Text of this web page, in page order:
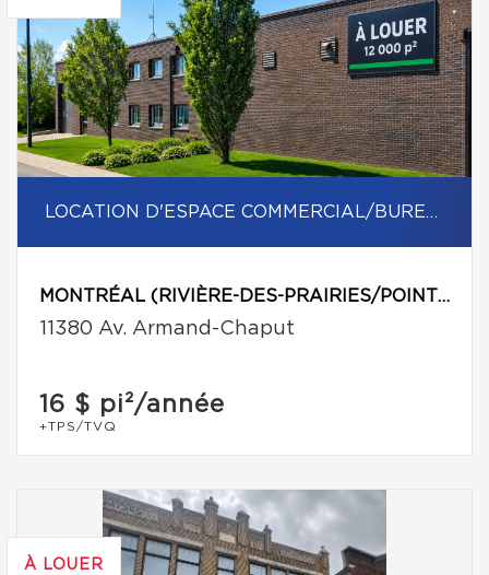
LOCATION D'ESPACE COMMERCIAL/BUREAU
MONTRÉAL (RIVIÈRE-DES-PRAIRIES/POINTE-AUX-TREMBLES)
11380 Av. Armand-Chaput
16 $ pi²/année
+TPS/TVQ
À LOUER